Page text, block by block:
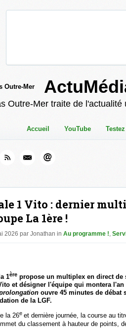
Outre-Mer traite de
Accueil YouTube
1 Vito : dernier
La 1ère !
2026 par Jonathan in Au programme !,
1ère propose un multiplex en direct
et désigner l'équipe qui montera
ouvre 45 minutes de
de la LGF.
la 26e et dernière journée, la course au
du classement à hauteur de points,